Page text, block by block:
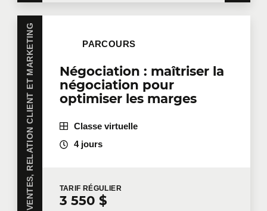
Formation
Dites-nous en plus
Votre fonction
Localisation pour la formation
VENTES, RELATION CLIENT ET MARKETING
Négociation : maîtriser la
négociation pour
optimiser les marges
PARCOURS
Classe virtuelle
4 jours
TARIF RÉGULIER
3 550 $